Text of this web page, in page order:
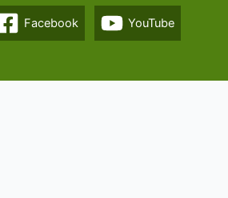
Facebook YouTube